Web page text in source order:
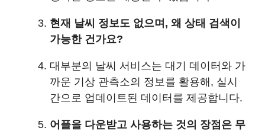
현재 날씨 정보도 없으며, 왜 상태 검색이
가능한 건가요?
대부분의 날씨 서비스는 대기 데이터와 가
까운 기상 관측소의 정보를 활용해, 실시
간으로 업데이트된 데이터를 제공합니다.
어플을 다운받고 사용하는 것의 장점은 무